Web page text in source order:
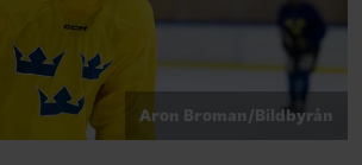
Aron Broman/Bildbyrån